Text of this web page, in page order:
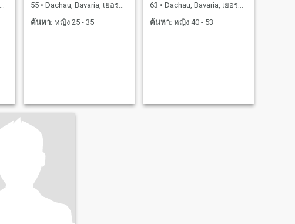
55 • Dachau, Bavaria, เยอรมันนี
ค้นหา: หญิง 25 - 35
63 • Dachau, Bavaria, เยอรมันนี
ค้นหา: หญิง 40 - 53